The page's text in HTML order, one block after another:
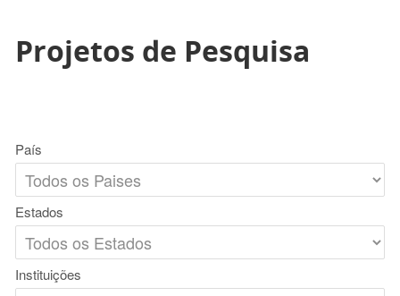
Projetos de Pesquisa
País
Estados
Instituições